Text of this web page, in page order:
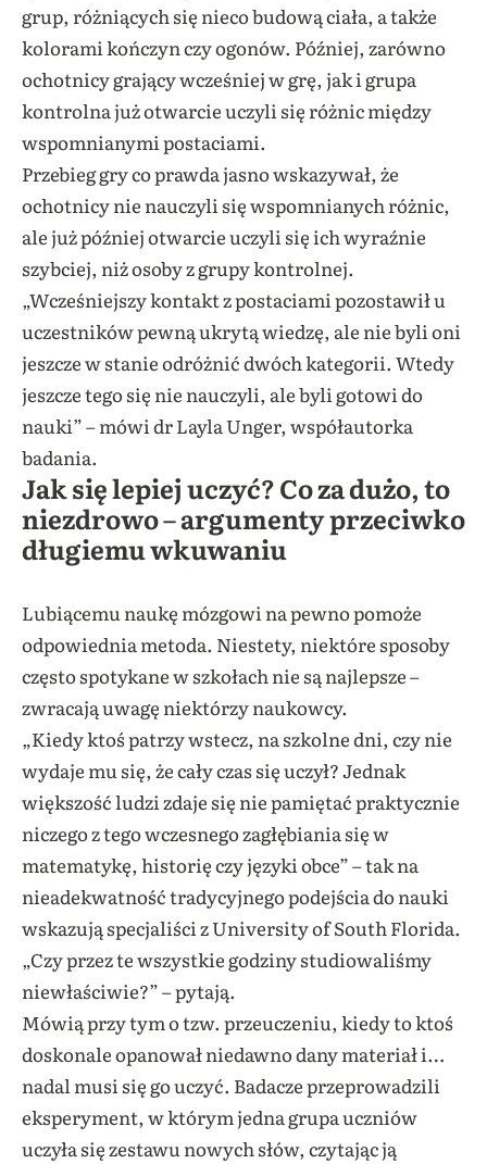
grup, różniących się nieco budową ciała, a także
kolorami kończyn czy ogonów. Później, zarówno
ochotnicy grający wcześniej w grę, jak i grupa
kontrolna już otwarcie uczyli się różnic między
wspomnianymi postaciami.
Przebieg gry co prawda jasno wskazywał, że
ochotnicy nie nauczyli się wspomnianych różnic,
ale już później otwarcie uczyli się ich wyraźnie
szybciej, niż osoby z grupy kontrolnej.
„Wcześniejszy kontakt z postaciami pozostawił u
uczestników pewną ukrytą wiedzę, ale nie byli oni
jeszcze w stanie odróżnić dwóch kategorii. Wtedy
jeszcze tego się nie nauczyli, ale byli gotowi do
nauki” – mówi dr Layla Unger, współautorka
badania.
Jak się lepiej uczyć? Co za dużo, to
niezdrowo – argumenty przeciwko
długiemu wkuwaniu
Lubiącemu naukę mózgowi na pewno pomoże
odpowiednia metoda. Niestety, niektóre sposoby
często spotykane w szkołach nie są najlepsze –
zwracają uwagę niektórzy naukowcy.
„Kiedy ktoś patrzy wstecz, na szkolne dni, czy nie
wydaje mu się, że cały czas się uczył? Jednak
większość ludzi zdaje się nie pamiętać praktycznie
niczego z tego wczesnego zagłębiania się w
matematykę, historię czy języki obce” – tak na
nieadekwatność tradycyjnego podejścia do nauki
wskazują specjaliści z University of South Florida.
„Czy przez te wszystkie godziny studiowaliśmy
niewłaściwie?” – pytają.
Mówią przy tym o tzw. przeuczeniu, kiedy to ktoś
doskonale opanował niedawno dany materiał i…
nadal musi się go uczyć. Badacze przeprowadzili
eksperyment, w którym jedna grupa uczniów
uczyła się zestawu nowych słów, czytając ją